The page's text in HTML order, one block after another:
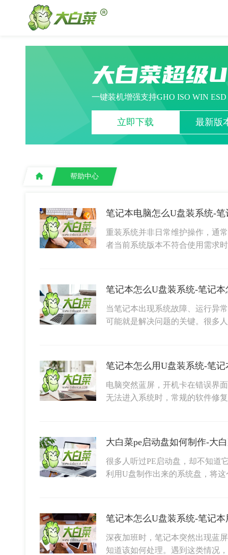
大白菜超级
一键装机增强支持GHO ISO WIN
立即下载 最新版
帮助中心
笔记本电脑怎么U盘装系统-
重装系统并非日常维护操作，通
者当前系统版本不符合使用需求
笔记本怎么U盘装系统-笔记
当笔记本出现系统故障、运行异
可能就是解决问题的关键。很多
笔记本怎么用U盘装系统-笔
电脑突然蓝屏，开机卡在错误界
无法进入系统时，常规的软件修
大白菜pe启动盘如何制作-大
很多人听过PE启动盘，却不知道
利用U盘制作出来的系统盘，将
笔记本怎么U盘装系统-笔记
深夜加班时，笔记本突然出现蓝
知道该如何处理。遇到这类情况